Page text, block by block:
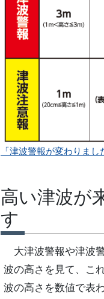
「津波警報が変わりま
高い津波が
す
大津波警報や津波
波の高さを見て、こ
波の高さを数値で表